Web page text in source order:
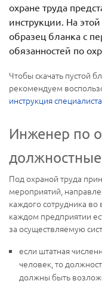
охране труда
инструкции. На
образец бланка с
обязанностей по
Чтобы скачать пустой
рекомендуем
инструкция специалиста
Инженер по
Под охраной труда
мероприятий,
каждого сотрудника
каждом предприятии
за осуществляемую
если штатная
человек, то
должны быть